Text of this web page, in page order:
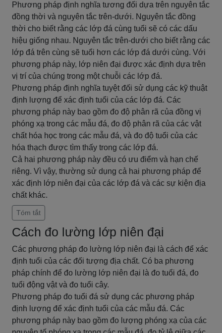
Phương pháp định nghĩa tương đối dựa trên nguyên tắc
đồng thời và nguyên tắc trên-dưới. Nguyên tắc đồng
thời cho biết rằng các lớp đá cùng tuổi sẽ có các dấu
hiệu giống nhau. Nguyên tắc trên-dưới cho biết rằng các
lớp đá trên cùng sẽ tuổi hơn các lớp đá dưới cùng. Với
phương pháp này, lớp niên đại được xác định dựa trên
vị trí của chúng trong một chuỗi các lớp đá.
Phương pháp định nghĩa tuyệt đối sử dụng các kỹ thuật
định lượng để xác định tuổi của các lớp đá. Các
phương pháp này bao gồm đo độ phân rã của đồng vị
phóng xạ trong các mẫu đá, đo độ phân rã của các vật
chất hóa học trong các mẫu đá, và đo độ tuổi của các
hóa thạch được tìm thấy trong các lớp đá.
Cả hai phương pháp này đều có ưu điểm và hạn chế
riêng. Vì vậy, thường sử dụng cả hai phương pháp để
xác định lớp niên đại của các lớp đá và các sự kiện địa
chất khác.
Tóm tắt
Cách đo lường lớp niên đại
Các phương pháp đo lường lớp niên đại là cách để xác
định tuổi của các đối tượng địa chất. Có ba phương
pháp chính để đo lường lớp niên đại là đo tuổi đá, đo
tuổi động vật và đo tuổi cây.
Phương pháp đo tuổi đá sử dụng các phương pháp
định lượng để xác định tuổi của các mẫu đá. Các
phương pháp này bao gồm đo lượng phóng xạ của các